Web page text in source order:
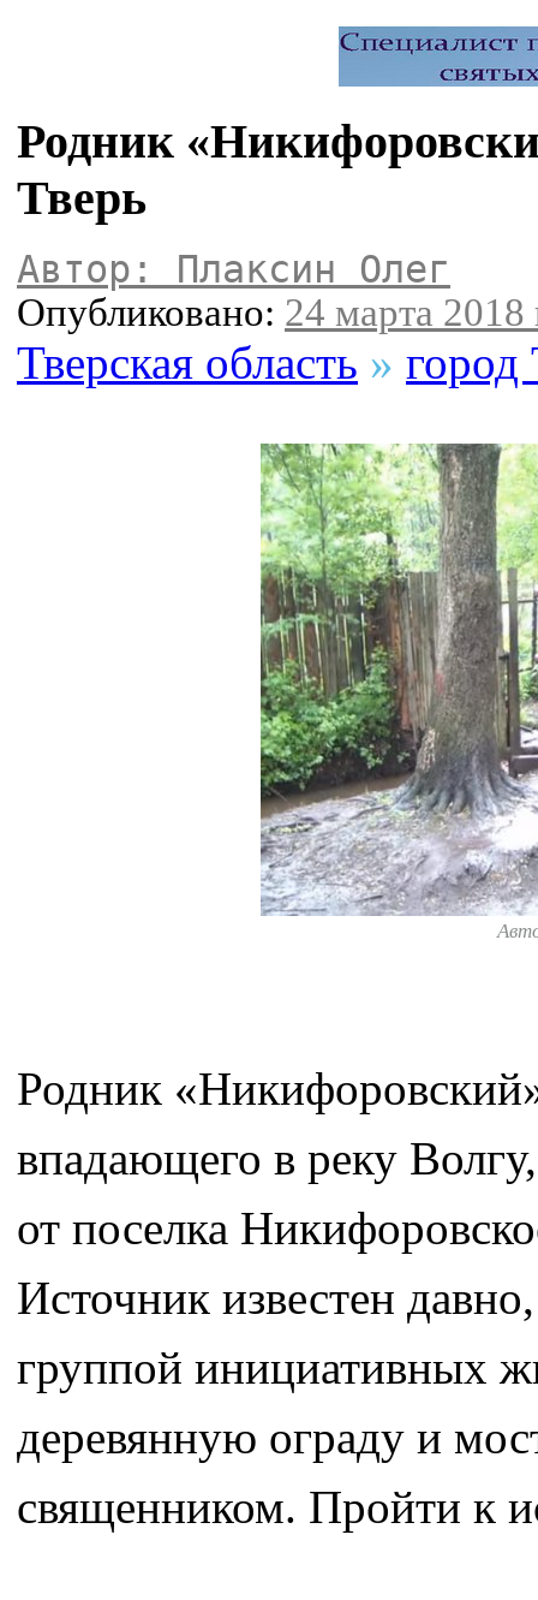
Родник
Тверь
Автор: Плаксин Олег
Опубликовано: 24 марта 2018
Тверская область » город
Родник
впадающего в реку
от поселка
Источник известен
группой инициативных
деревянную ограду и
священником. Пройти к